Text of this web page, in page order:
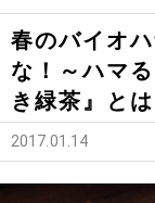
春のバイオ
な！～ハマ
き緑茶』と
2017.01.14